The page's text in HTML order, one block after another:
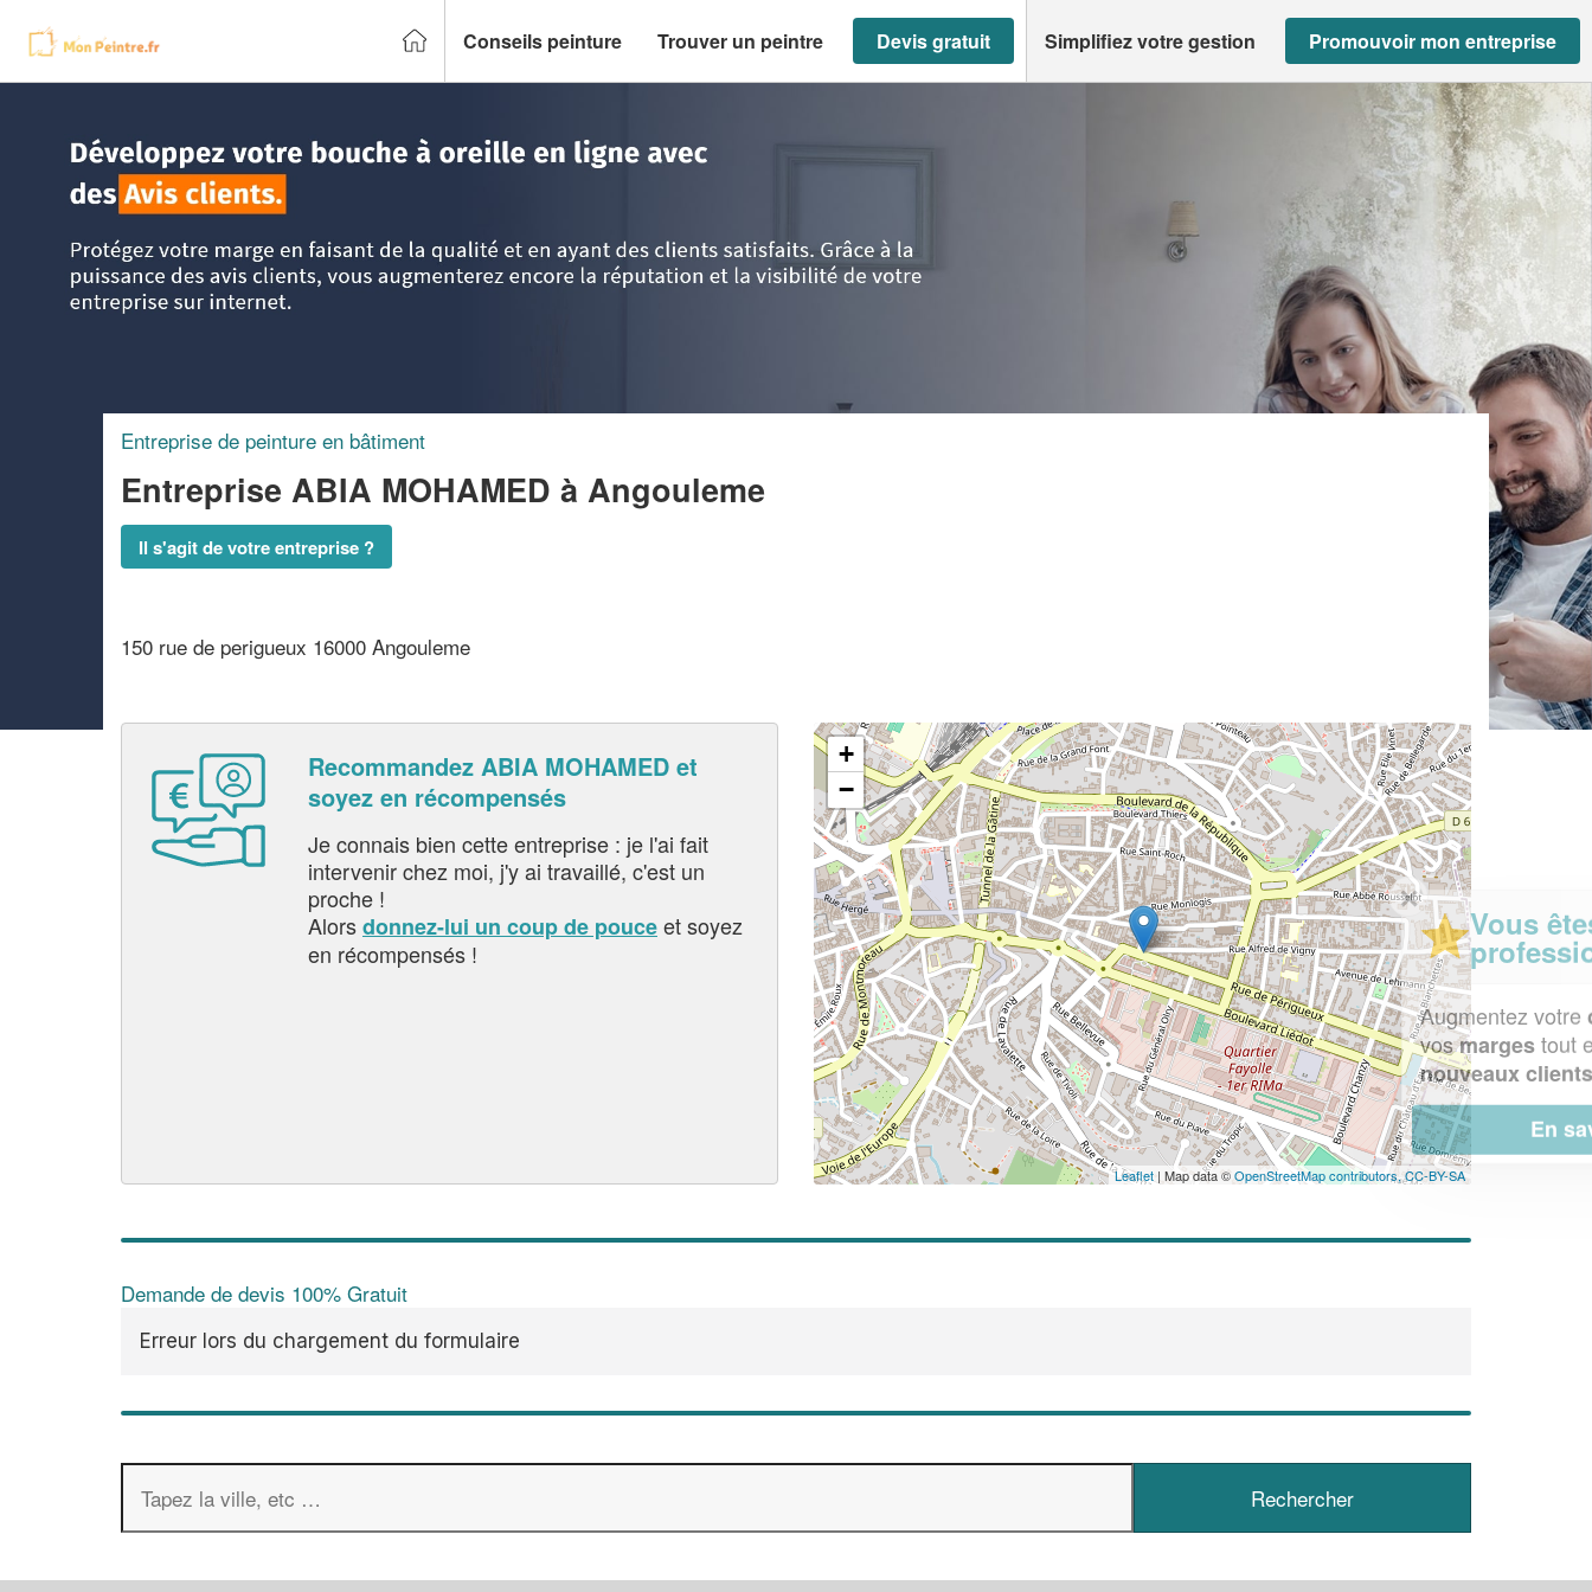
Conseils peinture Trouver un peintre Devis gratuit Simplifiez votre gestion Promouvoir mon entreprise
Entreprise de peinture en bâtiment
Entreprise ABIA MOHAMED à Angouleme
Il s'agit de votre entreprise ?
150 rue de perigueux 16000 Angouleme
Recommandez ABIA MOHAMED et
soyez en récompensés
Je connais bien cette entreprise : je l'ai fait
intervenir chez moi, j'y ai travaillé, c'est un
proche !
Alorsdonnez-lui un coup de pouceet soyez
en récompensés !
+
−
Leaflet | Map data ©OpenStreetMap contributors,CC-BY-SA
Demande de devis 100% Gratuit
Erreur lors du chargement du formulaire
✕
Vous êtes un
professionnel ?
Augmentez votrechiffre d'affaireset
vosmargestout en gagnant de
nouveaux clients!
En savoir plus